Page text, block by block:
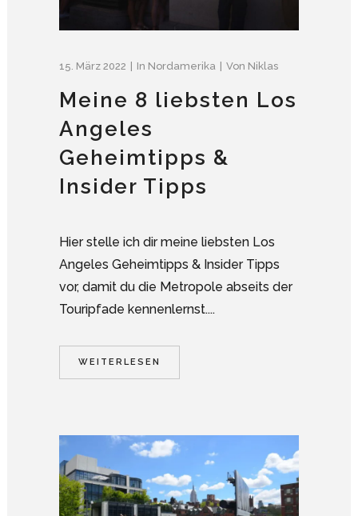
15. März 2022 In Nordamerika Von Niklas
Meine 8 liebsten Los
Angeles
Geheimtipps &
Insider Tipps
Hier stelle ich dir meine liebsten Los
Angeles Geheimtipps & Insider Tipps
vor, damit du die Metropole abseits der
Touripfade kennenlernst....
WEITERLESEN